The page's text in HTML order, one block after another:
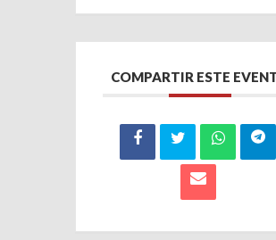
COMPARTIR ESTE